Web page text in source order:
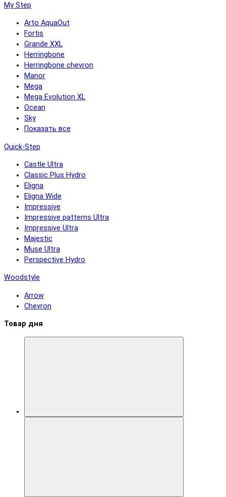
My Step
Arto AquaOut
Fortis
Grande XXL
Herringbone
Herringbone chevron
Manor
Mega
Mega Evolution XL
Ocean
Sky
Показать все
Quick-Step
Castle Ultra
Classic Plus Hydro
Eligna
Eligna Wide
Impressive
Impressive patterns Ultra
Impressive Ultra
Majestic
Muse Ultra
Perspective Hydro
Woodstyle
Arrow
Chevron
Товар дня